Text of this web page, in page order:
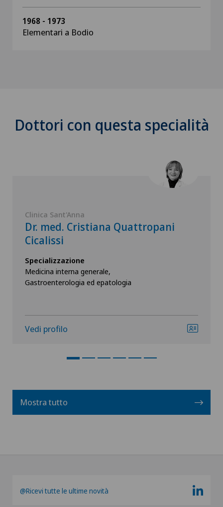
1968 - 1973
Elementari a Bodio
Dottori con questa specialità
Clinica Sant'Anna
Dr. med. Cristiana Quattropani
Cicalissi
Specializzazione
Medicina interna generale,
Gastroenterologia ed epatologia
Vedi profilo
Mostra tutto
@Ricevi tutte le ultime novità